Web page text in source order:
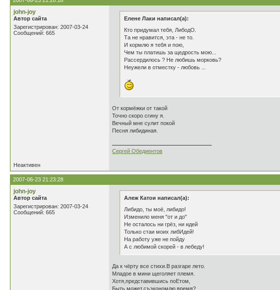
john-joy
Автор сайта
Зарегистрирован: 2007-03-24
Сообщений: 665
Елене Лаки написал(а):
Кто придумал тебя, ЛибодО.
Та не нравится, эта - не то.
И кормлю я тебя и пою,
Чем ты платишь за щедрость мою...
Рассердилось ? Не любишь морковь?
Неужели в отместку - любовь ...
От кормёжки от такой
Точно скоро сгину я.
Вечный мне сулит покой
Песня либидиная.
Сергей Обедиентов
Неактивен
2007-06-23 21:23:28
john-joy
Автор сайта
Зарегистрирован: 2007-03-24
Сообщений: 665
Алеж Катои написал(а):
Либидо, ты моё, либидо!
Изменило меня "от и до"
Не осталось ни грёз, ни идей
Только стаи моих либИдей!
На работу уже не пойду
А с любимой скорей - в лебеду!
Да к чёрту все стихи.В разгаре лето.
Младое в мини щеголяет племя.
Хотя,представившись поЕтом,
Быть может,съэкономлю время?